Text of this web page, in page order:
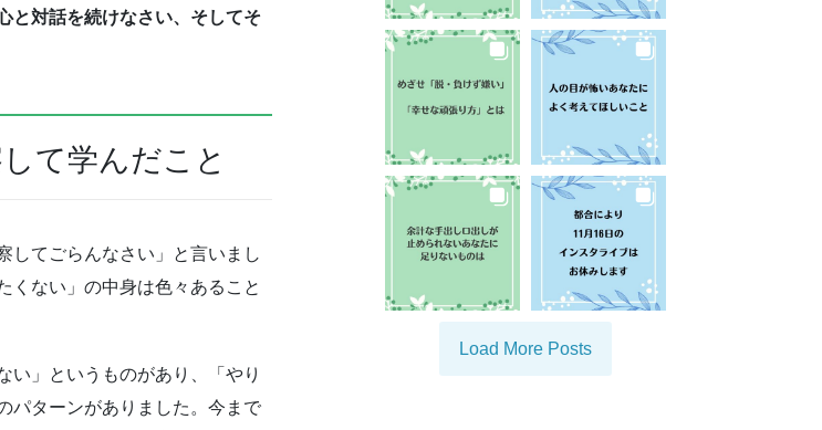
と対話を続けなさい、そしてそ
て学んだこと
してごらんなさい」と言いまし
くない」の中身は色々あること
い」というものがあり、「やり
パターンがありました。今まで
Load More Posts